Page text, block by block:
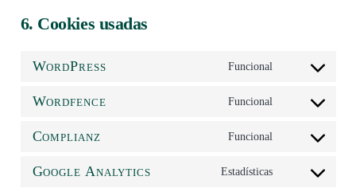
6. Cookies usadas
WordPress
Funcional
wordpress
Wordfence
Funcional
wordfence
Complianz
Funcional
Google Analytics
Estadísticas